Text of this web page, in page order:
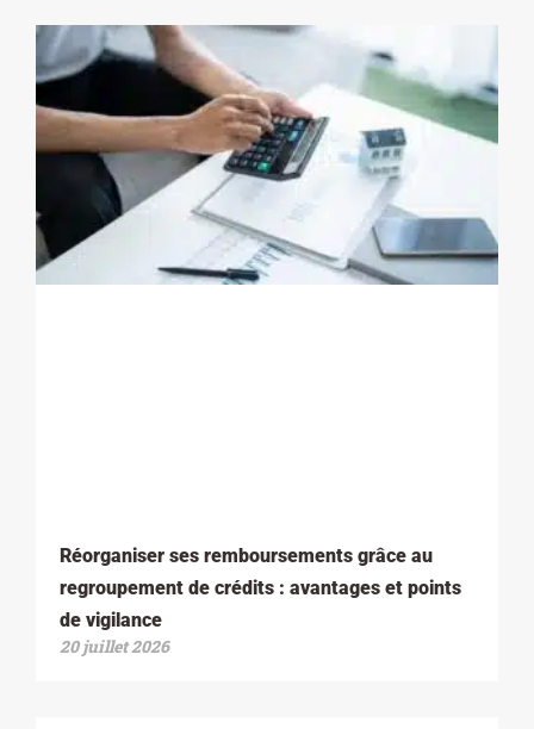
Réorganiser ses remboursements grâce au
regroupement de crédits : avantages et points
de vigilance
20 juillet 2026